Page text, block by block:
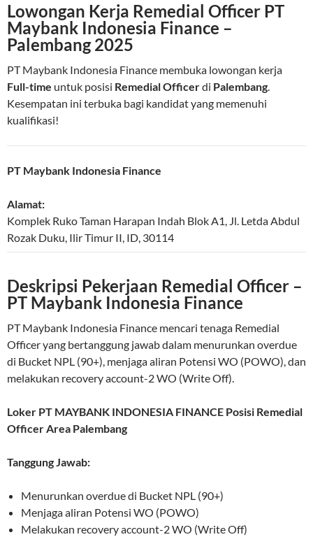
Lowongan Kerja Remedial Officer PT
Maybank Indonesia Finance –
Palembang 2025
PT Maybank Indonesia Finance membuka lowongan kerja
Full-time untuk posisi Remedial Officerdi Palembang.
Kesempatan ini terbuka bagi kandidat yang memenuhi
kualifikasi!
PT Maybank Indonesia Finance
Alamat:
Komplek Ruko Taman Harapan Indah Blok A1, Jl. Letda Abdul
Rozak Duku, Ilir Timur II, ID, 30114
Deskripsi Pekerjaan Remedial Officer –
PT Maybank Indonesia Finance
PT Maybank Indonesia Finance mencari tenaga Remedial
Officer yang bertanggung jawab dalam menurunkan overdue
di Bucket NPL (90+), menjaga aliran Potensi WO (POWO), dan
melakukan recovery account-2 WO (Write Off).
Loker PT MAYBANK INDONESIA FINANCE Posisi Remedial
Officer Area Palembang
Tanggung Jawab:
Menurunkan overdue di Bucket NPL (90+)
Menjaga aliran Potensi WO (POWO)
Melakukan recovery account-2 WO (Write Off)